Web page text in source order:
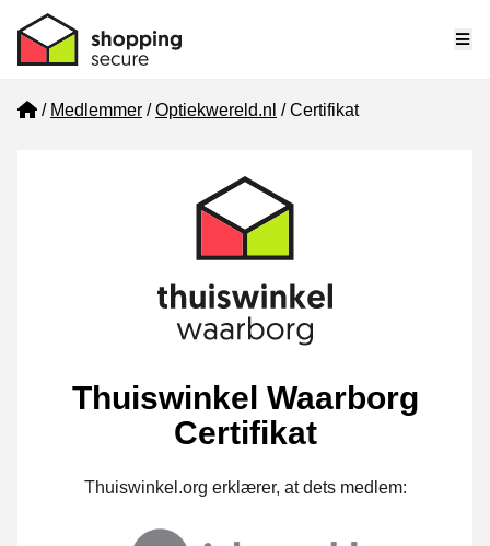
Home
Medlemmer Optiekwereld.nl Certifikat
Thuiswinkel Waarborg
Certifikat
Thuiswinkel.org erklærer, at dets medlem: